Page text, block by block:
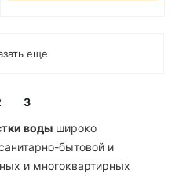
еще
3
воды широко
бытовой и
и многоквартирных